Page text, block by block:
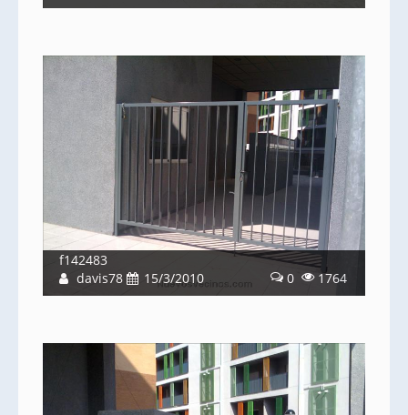
f142483
davis78
15/3/2010 0 1764